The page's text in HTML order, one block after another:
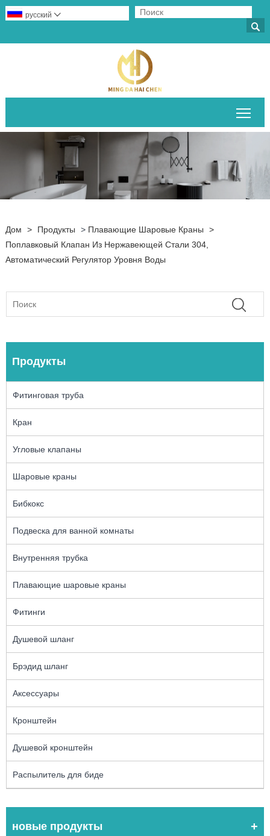

русский 
Дом > Продукты > Плавающие Шаровые Краны
>
Поплавковый Клапан Из Нержавеющей Стали 304,
Автоматический Регулятор Уровня Воды
Продукты
Фитинговая труба
Кран
Угловые клапаны
Шаровые краны
Бибкокс
Подвеска для ванной комнаты
Внутренняя трубка
Плавающие шаровые краны
Фитинги
Душевой шланг
Брэдид шланг
Аксессуары
Кронштейн
Душевой кронштейн
Распылитель для биде
новые продукты